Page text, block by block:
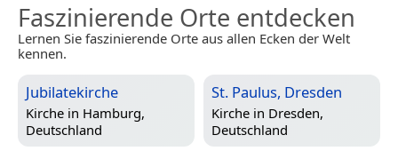
Faszinierende Orte entdecken
Lernen Sie faszinierende Orte aus allen Ecken der Welt
kennen.
Jubilatekirche
Kirche in Hamburg,
Deutschland
St. Paulus, Dresden
Kirche in Dresden,
Deutschland